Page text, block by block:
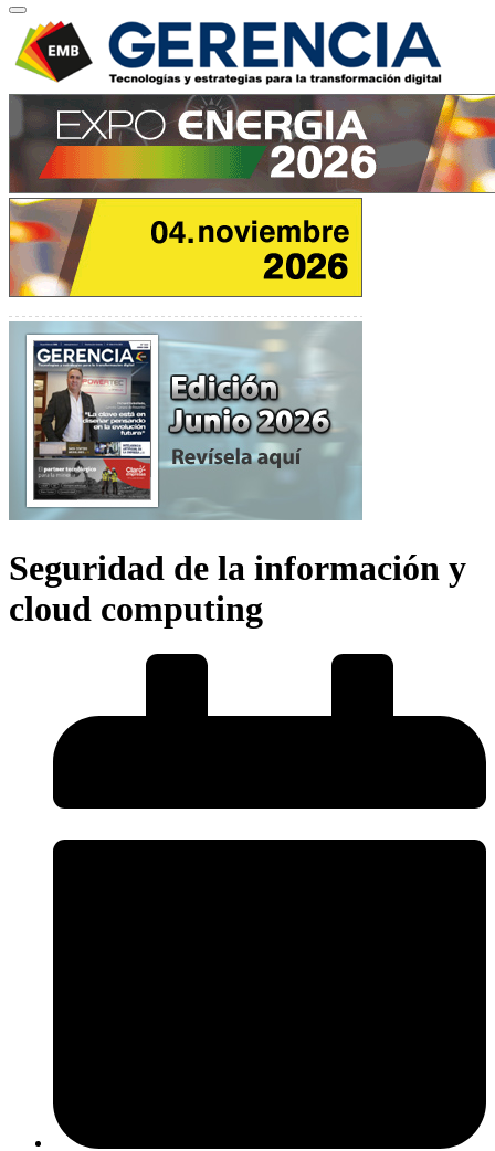
Seguridad de la información y
cloud computing